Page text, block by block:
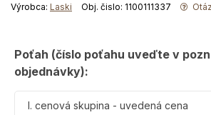
Výrobca: Laski Obj. čislo: 1100111337
Poťah (číslo poťahu uveďte v
objednávky):
I. cenová skupina - uvedená cena